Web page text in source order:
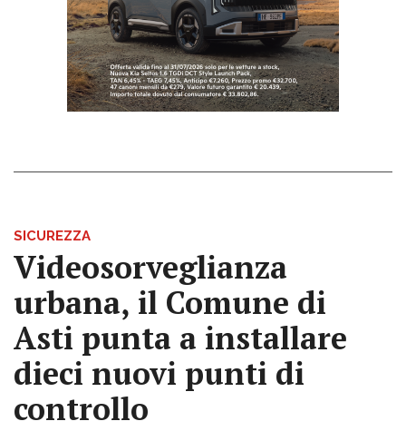
SICUREZZA
Videosorveglianza
urbana, il Comune di
Asti punta a installare
dieci nuovi punti di
controllo